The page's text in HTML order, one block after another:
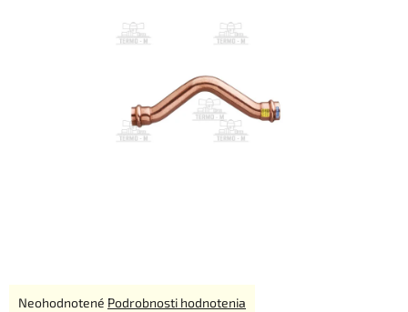
Priemerné
Neohodnotené Podrobnosti hodnotenia